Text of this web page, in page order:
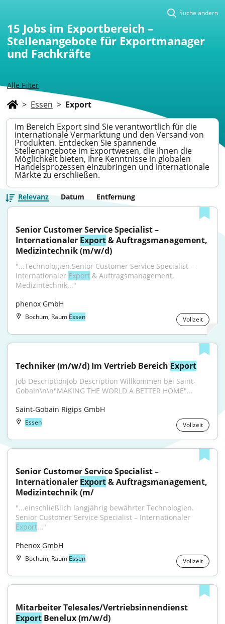
Alle Filter
Suche ändern
15 Jobs im Exportbereich –
Stellenangebote für Exportmanager
und Fachkräfte
> Essen > Export
Im Bereich Export sind Sie verantwortlich für die
internationale Vermarktung und den Versand von
Produkten. Entdecken Sie spannende
Stellenangebote im Exportwesen, die Ihnen die
Möglichkeit bieten, Ihre Kenntnisse in globalen
Handelsprozessen einzubringen und internationale
Märkte zu erschließen.
Relevanz Datum Entfernung
Senior Customer Service Specialist –
Internationaler Export & Auftragsmanagement,
Medizintechnik (m/w/d)
"...Technologien.Senior Customer Service Specialist –
Internationaler Export & Auftragsmanagement,
Medizintechnik..."
phenox GmbH
Bochum, Raum Essen Vollzeit
Techniker (m/w/d) Im Vertrieb Bereich Export
Job DescriptionJob Description Willkommen bei Saint-
Gobain\n\n"MAKING THE WORLD A BETTER HOME"...
Saint-Gobain Rigips GmbH
Essen Vollzeit
Senior Customer Service Specialist –
Internationaler Export & Auftragsmanagement,
Medizintechnik (m/
"...einschließlich langjährig bewährter Technologien.
Export..."
Phenox GmbH
Bochum, Raum Essen Vollzeit
Export Benelux (m/w/d)